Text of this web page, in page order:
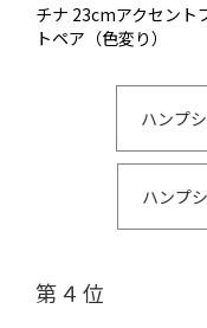
チナ 23cmアクセント
トペア（色変り）
ハンプ
ハンプ
第４位